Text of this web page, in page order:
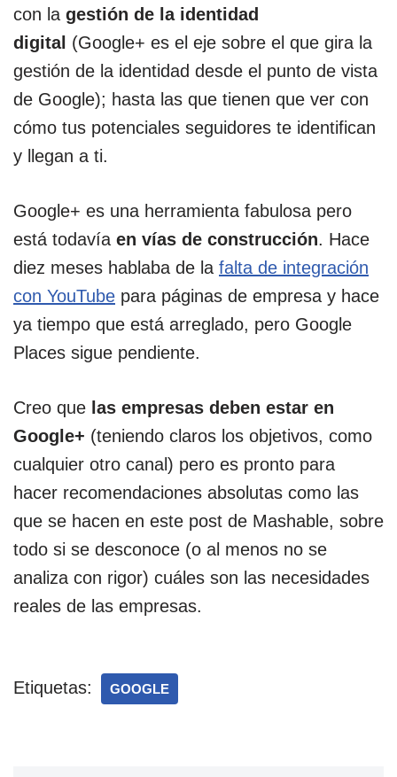
con la gestión de la identidad
digital (Google+ es el eje sobre el que gira la
gestión de la identidad desde el punto de vista
de Google); hasta las que tienen que ver con
cómo tus potenciales seguidores te identifican
y llegan a ti.
Google+ es una herramienta fabulosa pero
está todavía en vías de construcción. Hace
diez meses hablaba de la falta de integración
con YouTube para páginas de empresa y hace
ya tiempo que está arreglado, pero Google
Places sigue pendiente.
Creo que las empresas deben estar en
Google+ (teniendo claros los objetivos, como
cualquier otro canal) pero es pronto para
hacer recomendaciones absolutas como las
que se hacen en este post de Mashable, sobre
todo si se desconoce (o al menos no se
analiza con rigor) cuáles son las necesidades
reales de las empresas.
Etiquetas: GOOGLE